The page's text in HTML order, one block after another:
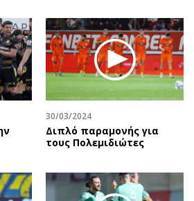
Πολιτική
Οικονομία
Γενικά
Αναδρομές
Πρόσωπα
Περιβάλλον
Γυναίκα
Showbiz
30/03/2024
Διπλό παραμονής για
τους Πολεμιδιώτες